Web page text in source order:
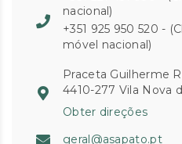
nacional)
+351 925 950 520 -
móvel nacional)
Praceta Guilherme
4410-277 Vila Nova
Obter direções
geral@asapato.pt